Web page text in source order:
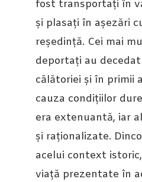
fost transportați în
și plasați în așezări
reședință. Cei mai
deportați au
călătoriei și în primii
cauza condițiilor
era extenuantă, iar
și raționalizate.
acelui context
viață prezentate în